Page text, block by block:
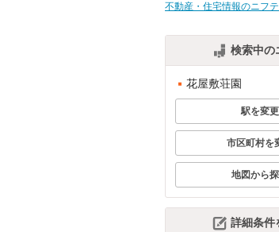
不動産・住宅情報のニフ
検索中の
花屋敷荘園
駅を変更
市区町村を
地図から
詳細条件